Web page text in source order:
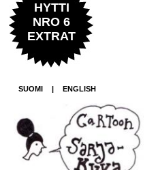
HYTTI
NRO 6
EXTRAT
SUOMI | ENGLISH